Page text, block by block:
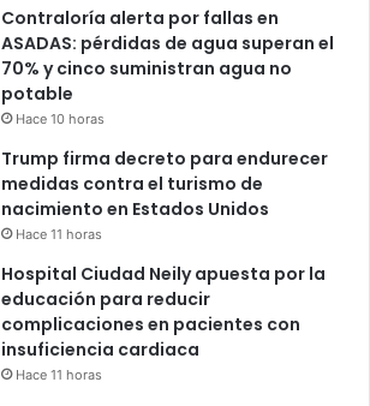
Contraloría alerta por fallas en
ASADAS: pérdidas de agua superan el
70% y cinco suministran agua no
potable
Hace 10 horas
Trump firma decreto para endurecer
medidas contra el turismo de
nacimiento en Estados Unidos
Hace 11 horas
Hospital Ciudad Neily apuesta por la
educación para reducir
complicaciones en pacientes con
insuficiencia cardiaca
Hace 11 horas